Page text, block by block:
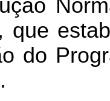
que
do